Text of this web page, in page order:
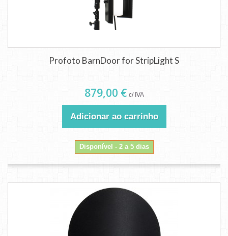
Profoto BarnDoor for StripLight S
879,00 € c/ IVA
Adicionar ao carrinho
Disponível - 2 a 5 dias